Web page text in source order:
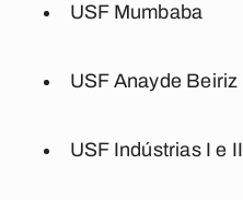
USF Mumbaba
USF Anayde Beiriz
USF Indústrias I e II